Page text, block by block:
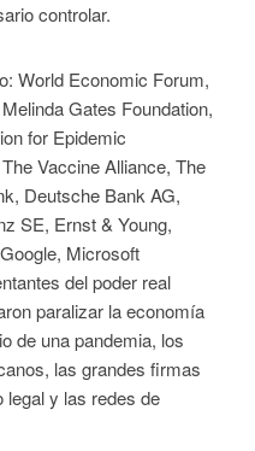
controlar.
World Economic Forum,
Gates Foundation,
for Epidemic
Vaccine Alliance, The
Deutsche Bank AG,
SE, Ernst & Young,
Microsoft
del poder real
paralizar la economía
de una pandemia, los
las grandes firmas
legal y las redes de